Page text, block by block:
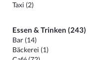
Taxi (2)
Essen & Trinken (243)
Bar (14)
Bäckerei (1)